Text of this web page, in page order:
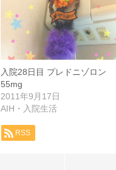
入院28日目 プレドニゾロン
55mg
2011年9月17日
AIH・入院生活
RSS